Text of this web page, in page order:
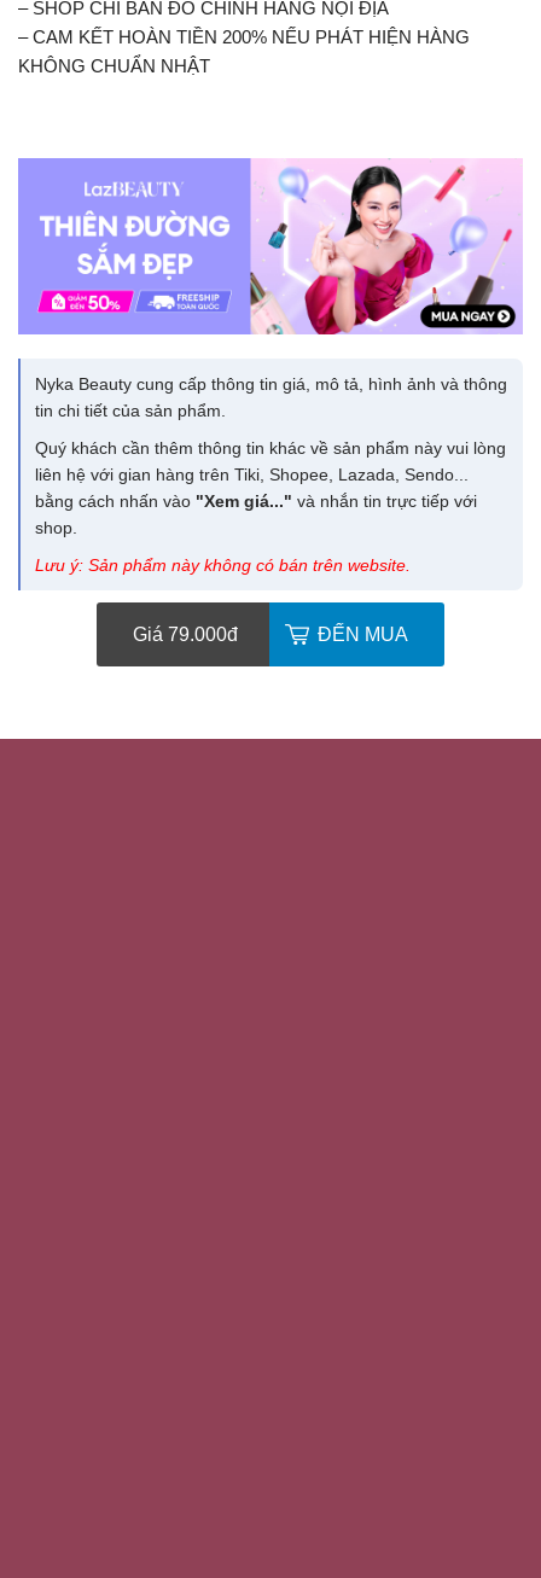
– SHOP CHỈ BÁN ĐỒ CHÍNH HÃNG NỘI ĐỊA
– CAM KẾT HOÀN TIỀN 200% NẾU PHÁT HIỆN HÀNG
KHÔNG CHUẨN NHẬT
Nyka Beauty cung cấp thông tin giá, mô tả, hình ảnh và thông
tin chi tiết của sản phẩm.
Quý khách cần thêm thông tin khác về sản phẩm này vui lòng
liên hệ với gian hàng trên Tiki, Shopee, Lazada, Sendo...
bằng cách nhấn vào "Xem giá..." và nhắn tin trực tiếp với
shop.
Lưu ý: Sản phẩm này không có bán trên website.
Giá 79.000đ ĐẾN MUA